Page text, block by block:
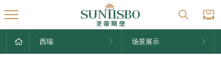
西瑞 场景展示